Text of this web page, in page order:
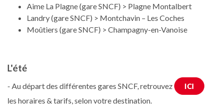
Aime La Plagne (gare SNCF) > Plagne Montalbert
Landry (gare SNCF) > Montchavin – Les Coches
Moûtiers (gare SNCF) > Champagny-en-Vanoise
L'été
- Au départ des différentes gares SNCF, retrouvez ICI
les horaires & tarifs, selon votre destination.